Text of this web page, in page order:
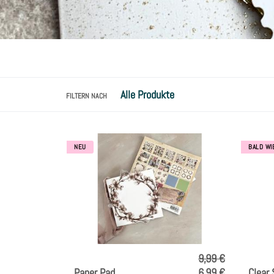
FILTERN NACH
NEU
9,99 €
BALD